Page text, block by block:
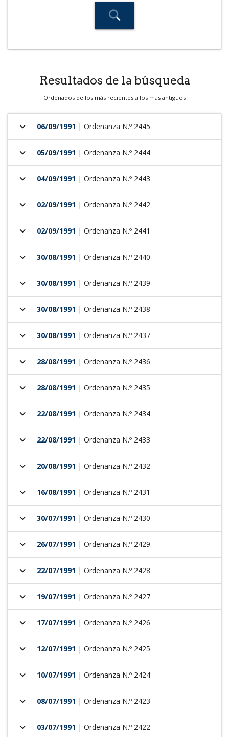
Resultados de la búsqueda
Ordenados de los más recientes a los más antiguos
keyboard_arrow_down 06/09/1991 | Ordenanza N.º 2445
keyboard_arrow_down 05/09/1991 | Ordenanza N.º 2444
keyboard_arrow_down 04/09/1991 | Ordenanza N.º 2443
keyboard_arrow_down 02/09/1991 | Ordenanza N.º 2442
keyboard_arrow_down 02/09/1991 | Ordenanza N.º 2441
keyboard_arrow_down 30/08/1991 | Ordenanza N.º 2440
keyboard_arrow_down 30/08/1991 | Ordenanza N.º 2439
keyboard_arrow_down 30/08/1991 | Ordenanza N.º 2438
keyboard_arrow_down 30/08/1991 | Ordenanza N.º 2437
keyboard_arrow_down 28/08/1991 | Ordenanza N.º 2436
keyboard_arrow_down 28/08/1991 | Ordenanza N.º 2435
keyboard_arrow_down 22/08/1991 | Ordenanza N.º 2434
keyboard_arrow_down 22/08/1991 | Ordenanza N.º 2433
keyboard_arrow_down 20/08/1991 | Ordenanza N.º 2432
keyboard_arrow_down 16/08/1991 | Ordenanza N.º 2431
keyboard_arrow_down 30/07/1991 | Ordenanza N.º 2430
keyboard_arrow_down 26/07/1991 | Ordenanza N.º 2429
keyboard_arrow_down 22/07/1991 | Ordenanza N.º 2428
keyboard_arrow_down 19/07/1991 | Ordenanza N.º 2427
keyboard_arrow_down 17/07/1991 | Ordenanza N.º 2426
keyboard_arrow_down 12/07/1991 | Ordenanza N.º 2425
keyboard_arrow_down 10/07/1991 | Ordenanza N.º 2424
keyboard_arrow_down 08/07/1991 | Ordenanza N.º 2423
keyboard_arrow_down 03/07/1991 | Ordenanza N.º 2422